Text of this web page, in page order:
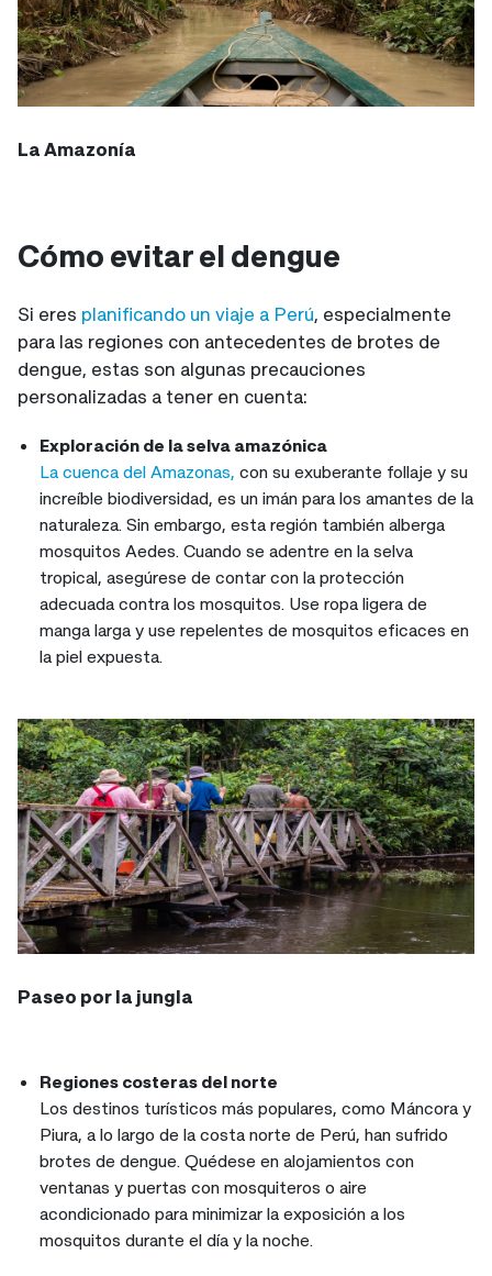
La Amazonía
Cómo evitar el dengue
Si eres planificando un viaje a Perú, especialmente
para las regiones con antecedentes de brotes de
dengue, estas son algunas precauciones
personalizadas a tener en cuenta:
Exploración de la selva amazónica
La cuenca del Amazonas, con su exuberante follaje y su
increíble biodiversidad, es un imán para los amantes de la
naturaleza. Sin embargo, esta región también alberga
mosquitos Aedes. Cuando se adentre en la selva
tropical, asegúrese de contar con la protección
adecuada contra los mosquitos. Use ropa ligera de
manga larga y use repelentes de mosquitos eficaces en
la piel expuesta.
Paseo por la jungla
Regiones costeras del norte
Los destinos turísticos más populares, como Máncora y
Piura, a lo largo de la costa norte de Perú, han sufrido
brotes de dengue. Quédese en alojamientos con
ventanas y puertas con mosquiteros o aire
acondicionado para minimizar la exposición a los
mosquitos durante el día y la noche.